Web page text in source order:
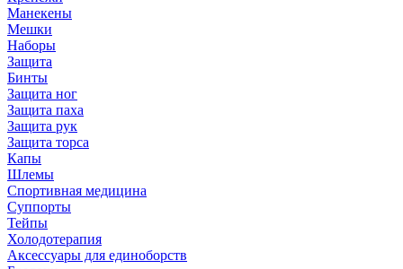
Манекены
Мешки
Наборы
Защита
Бинты
Защита ног
Защита паха
Защита рук
Защита торса
Капы
Шлемы
Спортивная медицина
Суппорты
Тейпы
Холодотерапия
Аксессуары для единоборств